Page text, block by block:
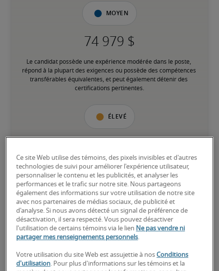
Moyen
Le candidat possède une expérience modérée dans le poste,
répond à la plupart des exigences ou possède des compétences
transférables équivalentes, et peut également détenir des
certifications pertinentes.
Élevé
Le candidat possède une vaste expérience et des compétences
avancées pour le poste, et peut également détenir des
certifications spécialisées.
Salaires estimés pour des
postes similaires
Ce site Web utilise des témoins, des pixels invisibles et d'autres
technologies de suivi pour améliorer l'expérience utilisateur,
personnaliser le contenu et les publicités, et analyser les
performances et le trafic sur notre site. Nous partageons
également des informations sur votre utilisation de notre site
avec nos partenaires de médias sociaux, de publicité et
d'analyse. Si nous avons détecté un signal de préférence de
désactivation, il sera respecté. Vous pouvez désactiver
l'utilisation de certains témoins via le lien Ne pas vendre ni
partager mes renseignements personnels.
Votre utilisation du site Web est assujettie à nosConditions
d'utilisation. Pour plus d'informations sur les témoins et la